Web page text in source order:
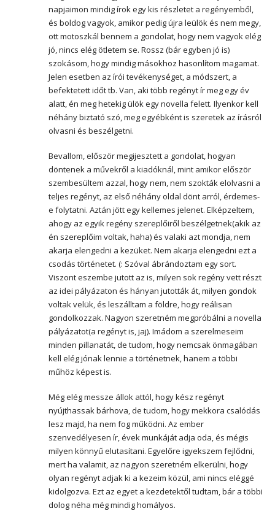
napjaimon mindig írok egy kis részletet a regényemből,
és boldog vagyok, amikor pedig újra leülök és nem megy,
ott motoszkál bennem a gondolat, hogy nem vagyok elég
jó, nincs elég ötletem se. Rossz (bár egyben jó is)
szokásom, hogy mindig másokhoz hasonlítom magamat.
Jelen esetben az írói tevékenységet, a módszert, a
befektetett időt tb. Van, aki több regényt ír meg egy év
alatt, én meg hetekig ülök egy novella felett. Ilyenkor kell
néhány biztató szó, meg egyébként is szeretek az írásról
olvasni és beszélgetni.
Bevallom, először megijesztett a gondolat, hogyan
döntenek a művekről a kiadóknál, mint amikor először
szembesültem azzal, hogy nem, nem szokták elolvasni a
teljes regényt, az első néhány oldal dönt arról, érdemes-
e folytatni. Aztán jött egy kellemes jelenet. Elképzeltem,
ahogy az egyik regény szereplőiről beszélgetnek(akik az
én szereplőim voltak, haha) és valaki azt mondja, nem
akarja elengedni a kezüket. Nem akarja elengedni ezt a
csodás történetet. (: Szóval ábrándoztam egy sort.
Viszont eszembe jutott az is, milyen sok regény vett részt
az idei pályázaton és hányan jutották át, milyen gondok
voltak velük, és leszálltam a földre, hogy reálisan
gondolkozzak. Nagyon szeretném megpróbálni a novella
pályázatot(a regényt is, jaj). Imádom a szerelmeseim
minden pillanatát, de tudom, hogy nemcsak önmagában
kell elég jónak lennie a történetnek, hanem a többi
műhöz képest is.
Még elég messze állok attól, hogy kész regényt
nyújthassak bárhova, de tudom, hogy mekkora csalódás
lesz majd, ha nem fog működni. Az ember
szenvedélyesen ír, évek munkáját adja oda, és mégis
milyen könnyű elutasítani. Egyelőre igyekszem fejlődni,
mert ha valamit, az nagyon szeretném elkerülni, hogy
olyan regényt adjak ki a kezeim közül, ami nincs eléggé
kidolgozva. Ezt az egyet a kezdetektől tudtam, bár a többi
dolog néha még mindig homályos.